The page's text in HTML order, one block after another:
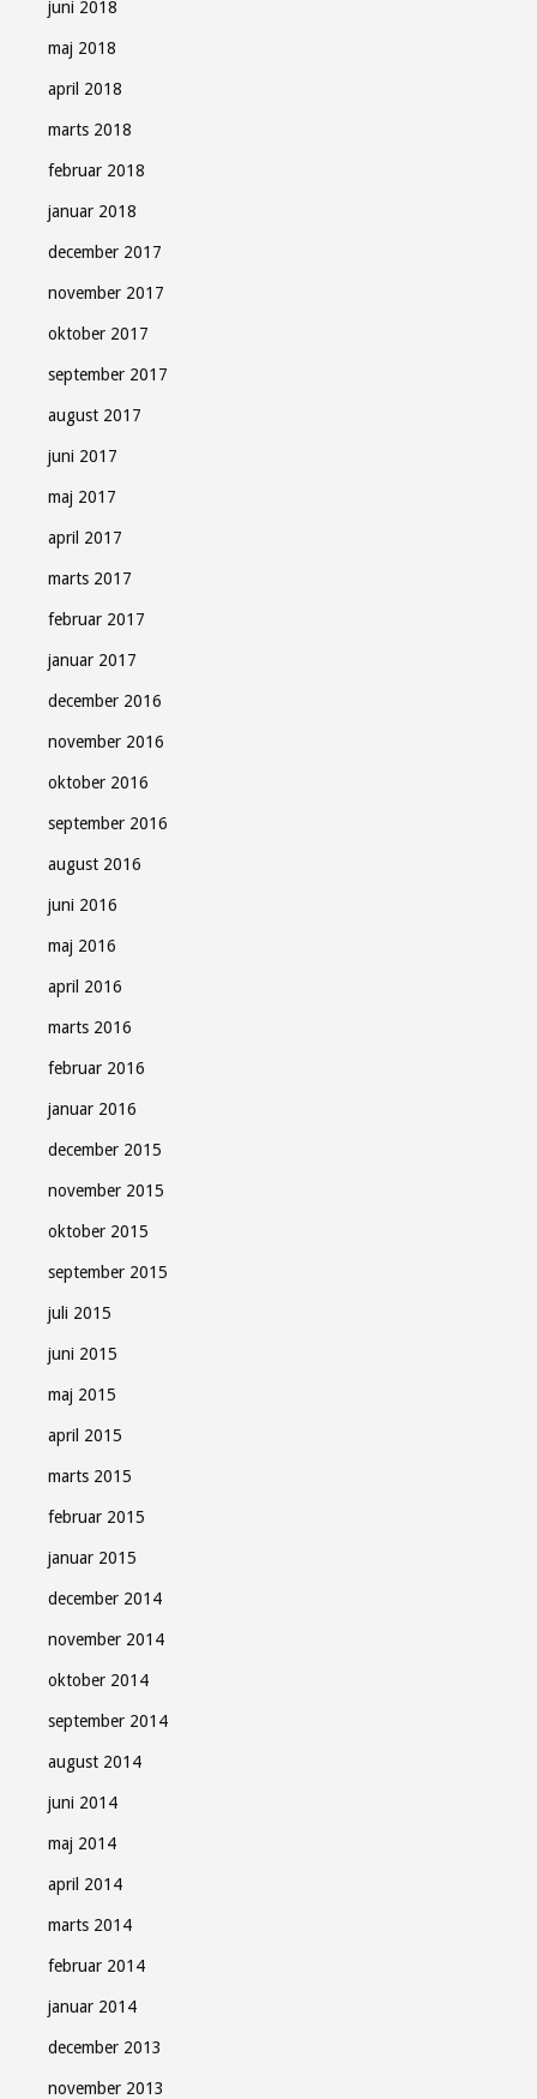
juni 2018
maj 2018
april 2018
marts 2018
februar 2018
januar 2018
december 2017
november 2017
oktober 2017
september 2017
august 2017
juni 2017
maj 2017
april 2017
marts 2017
februar 2017
januar 2017
december 2016
november 2016
oktober 2016
september 2016
august 2016
juni 2016
maj 2016
april 2016
marts 2016
februar 2016
januar 2016
december 2015
november 2015
oktober 2015
september 2015
juli 2015
juni 2015
maj 2015
april 2015
marts 2015
februar 2015
januar 2015
december 2014
november 2014
oktober 2014
september 2014
august 2014
juni 2014
maj 2014
april 2014
marts 2014
februar 2014
januar 2014
december 2013
november 2013